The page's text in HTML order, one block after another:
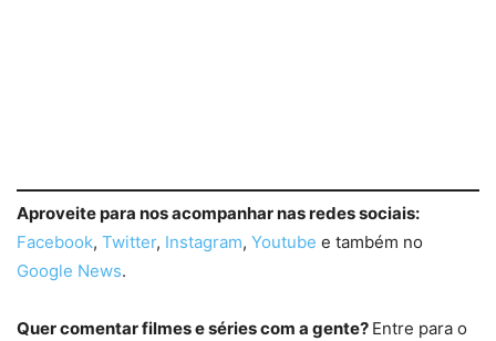
Aproveite para nos acompanhar nas redes sociais:
Facebook, Twitter, Instagram, Youtube e também no
Google News.
Quer comentar filmes e séries com a gente? Entre para o